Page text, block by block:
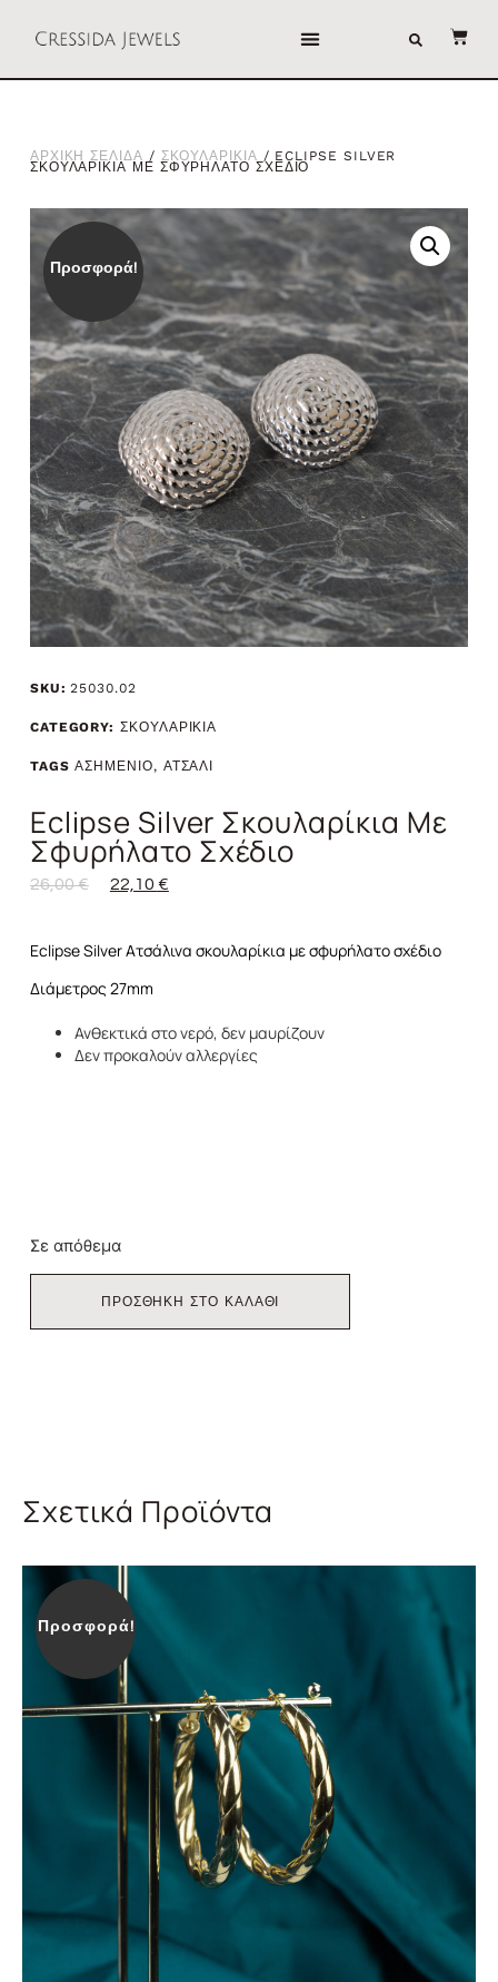
ΑΡΧΙΚΗ ΣΕΛΙΔΑ / ΣΚΟΥΛΑΡΙΚΙΑ / ECLIPSE SILVER
ΣΚΟΥΛΑΡΙΚΙΑ ΜΕ ΣΦΥΡΗΛΑΤΟ ΣΧΕΔΙΟ
Προσφορά!
SKU:25030.02
CATEGORY: ΣΚΟΥΛΑΡΙΚΙΑ
TAGS ΑΣΗΜΕΝΙΟ, ΑΤΣΑΛΙ
Eclipse Silver Σκουλαρίκια Με
Σφυρήλατο Σχέδιο
26,00€ 22,10 €
Eclipse Silver Ατσάλινα σκουλαρίκια με σφυρήλατο σχέδιο
Διάμετρος 27mm
Ανθεκτικά στο νερό, δεν μαυρίζουν
Δεν προκαλούν αλλεργίες
Σε απόθεμα
ΠΡΟΣΘΗΚΗ ΣΤΟ ΚΑΛΑΘΙ
Σχετικά Προϊόντα
Προσφορά!